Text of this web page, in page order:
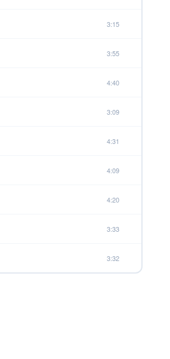
3:15
3:55
4:40
3:09
4:31
4:09
4:20
3:33
3:32